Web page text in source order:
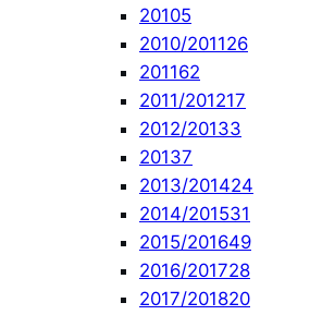
20105
2010/201126
201162
2011/201217
2012/20133
20137
2013/201424
2014/201531
2015/201649
2016/201728
2017/201820